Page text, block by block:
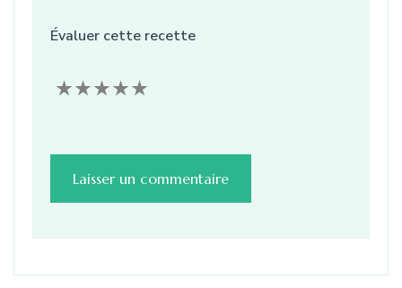
Évaluer cette recette